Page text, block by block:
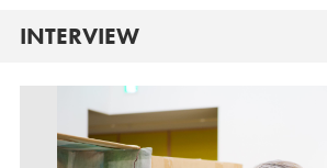
INTERVIEW